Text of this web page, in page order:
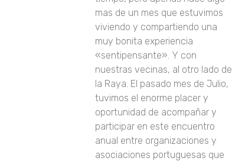
mas de un mes que estuvimos
viviendo y compartiendo una
muy bonita experiencia
«sentipensante». Y con
nuestras vecinas, al otro lado de
la Raya. El pasado mes de Julio,
tuvimos el enorme placer y
oportunidad de acompañar y
participar en este encuentro
anual entre organizaciones y
asociaciones portuguesas que